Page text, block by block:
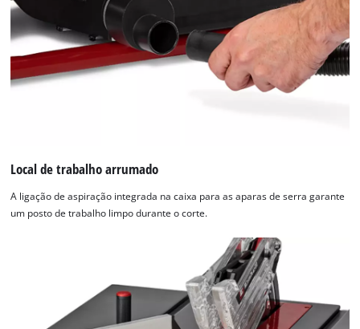
Local de trabalho arrumado
A ligação de aspiração integrada na caixa para as aparas de serra garante
um posto de trabalho limpo durante o corte.